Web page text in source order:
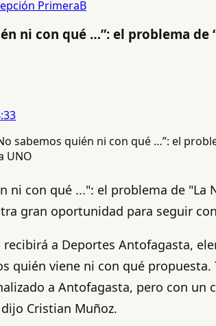
PrimeraB
ni con qué …”: el problema de
UNO
ni con qué ...": el problema de "La
gran oportunidad para seguir
a Deportes Antofagasta,
quién viene ni con qué
a Antofagasta, pero con un
Cristian Muñoz.